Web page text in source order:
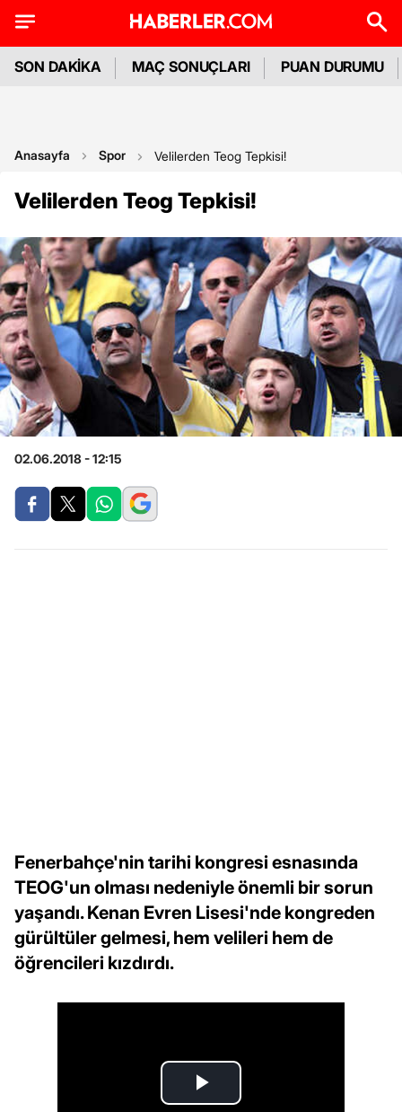
SON DAKİKA MAÇ SONUÇLARI PUAN DURUMU
Anasayfa Spor Velilerden Teog Tepkisi!
Velilerden Teog Tepkisi!
02.06.2018 - 12:15
Fenerbahçe'nin tarihi kongresi esnasında
TEOG'un olması nedeniyle önemli bir sorun
yaşandı. Kenan Evren Lisesi'nde kongreden
gürültüler gelmesi, hem velileri hem de
öğrencileri kızdırdı.